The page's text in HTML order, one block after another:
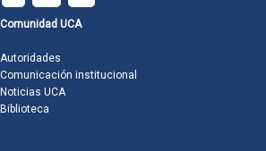
Comunidad UCA
Autoridades
Comunicación institucional
Noticias UCA
Biblioteca